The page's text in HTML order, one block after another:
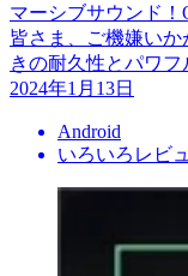
マーシブサウンド！
皆さま、ご機嫌い
きの耐久性とパワ
2024年1月13日
Android
いろいろレビ